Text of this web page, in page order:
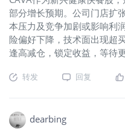
部分增长预期。公司门店扩
本压力及竞争加剧或影响利
险偏好下降，技术面出现超
逢高减仓，锁定收益，等待更
转发 回复
dearbing